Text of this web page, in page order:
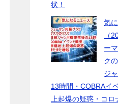
状！
気
（
ー
ク
ジ
13時間・COBRAイ
上起爆の疑惑・コロ